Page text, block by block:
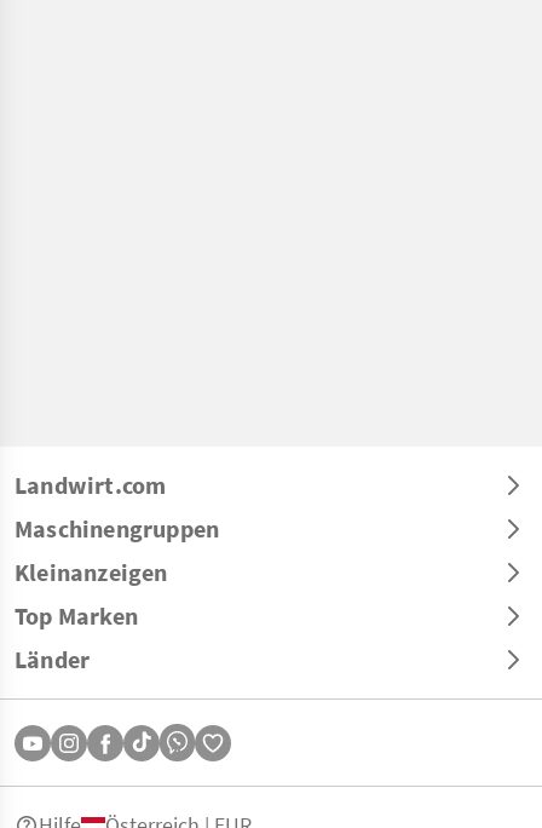
Landwirt.com
Maschinengruppen
Kleinanzeigen
Top Marken
Länder